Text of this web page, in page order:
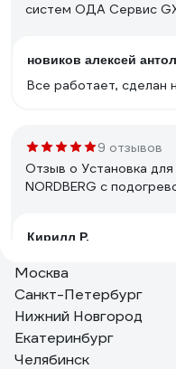
систем ОДА Сервис
новиков алексей
Все работает, сделан
9 отзывов
Отзыв о Установка
NORDBERG с
Кирилл Р.
не ограничен
12 отзывов
Отзыв о Пескоструйный
Москва
Санкт-Петербург
Нижний Новгород
Екатеринбург
Челябинск